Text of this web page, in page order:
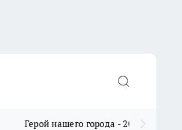
Герой нашего города - 2025